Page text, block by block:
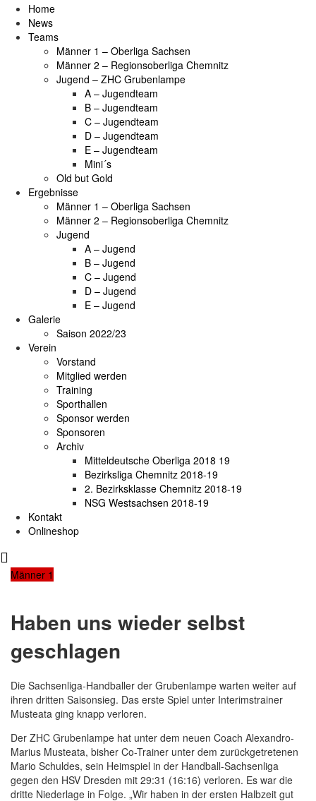
Home
News
Teams
Männer 1 – Oberliga Sachsen
Männer 2 – Regionsoberliga Chemnitz
Jugend – ZHC Grubenlampe
A – Jugendteam
B – Jugendteam
C – Jugendteam
D – Jugendteam
E – Jugendteam
Mini´s
Old but Gold
Ergebnisse
Männer 1 – Oberliga Sachsen
Männer 2 – Regionsoberliga Chemnitz
Jugend
A – Jugend
B – Jugend
C – Jugend
D – Jugend
E – Jugend
Galerie
Saison 2022/23
Verein
Vorstand
Mitglied werden
Training
Sporthallen
Sponsor werden
Sponsoren
Archiv
Mitteldeutsche Oberliga 2018 19
Bezirksliga Chemnitz 2018-19
2. Bezirksklasse Chemnitz 2018-19
NSG Westsachsen 2018-19
Kontakt
Onlineshop
Männer 1
Haben uns wieder selbst
geschlagen
Die Sachsenliga-Handballer der Grubenlampe warten weiter auf
ihren dritten Saisonsieg. Das erste Spiel unter Interimstrainer
Musteata ging knapp verloren.
Der ZHC Grubenlampe hat unter dem neuen Coach Alexandro-
Marius Musteata, bisher Co-Trainer unter dem zurückgetretenen
Mario Schuldes, sein Heimspiel in der Handball-Sachsenliga
gegen den HSV Dresden mit 29:31 (16:16) verloren. Es war die
dritte Niederlage in Folge. „Wir haben in der ersten Halbzeit gut